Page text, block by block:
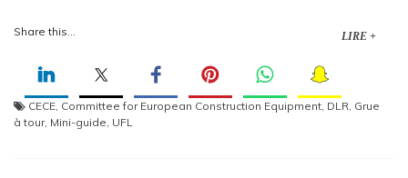
Share this... LIRE +
CECE Committee for European Construction Equipment DLR Grue
à tour, Mini-guide UFL